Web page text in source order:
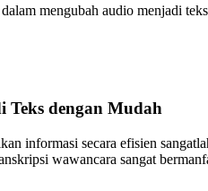
mengubah audio menjadi
Teks dengan Mudah
informasi secara efisien
wawancara sangat